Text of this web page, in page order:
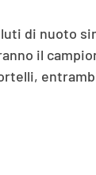
di nuoto
il